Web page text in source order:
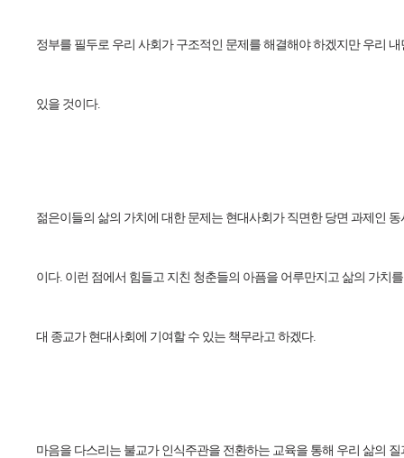
정부를 필두로 우리 사회가 구조적인 문제를 해결해야 하겠지만 우리
있을 것이다.
젊은이들의 삶의 가치에 대한 문제는 현대사회가 직면한 당면 과제인
이다. 이런 점에서 힘들고 지친 청춘들의 아픔을 어루만지고 삶의 가치
대 종교가 현대사회에 기여할 수 있는 책무라고 하겠다.
마음을 다스리는 불교가 인식주관을 전환하는 교육을 통해 우리 삶의